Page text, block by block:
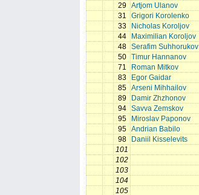
29
Artjom Ulanov
31
Grigori Korolenko
33
Nicholas Koroljov
44
Maximilian Koroljov
48
Serafim Suhhorukov
50
Timur Hannanov
71
Roman Mitkov
83
Egor Gaidar
85
Arseni Mihhailov
89
Damir Zhzhonov
94
Savva Zemskov
95
Miroslav Paponov
95
Andrian Babilo
98
Daniil Kisselevits
101
102
103
104
105